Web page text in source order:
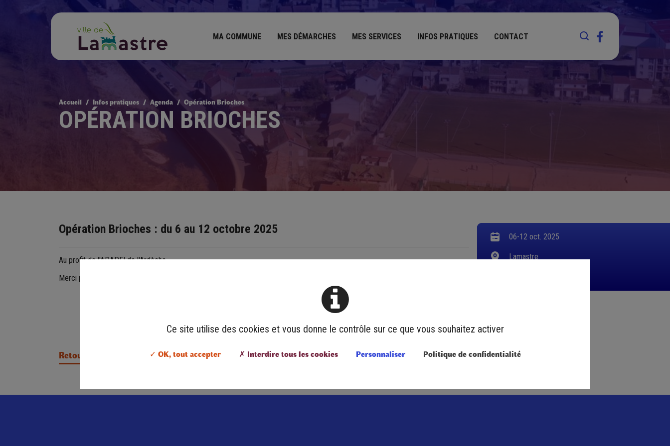
MA COMMUNE MES DÉMARCHES MES SERVICES INFOS PRATIQUES CONTACT
Accueil Infos pratiques Agenda Opération Brioches
OPÉRATION BRIOCHES
Opération Brioches : du 6 au 12 octobre 2025
Au profit de l'ADAPEI de l'Ardèche.
Merci pour votre implication, votre générosité et votre soutien aux personnes en situation de handicap.
06-12 oct. 2025
Lamastre
Retour
Ce site utilise des cookies et vous donne le contrôle sur ce que vous souhaitez activer
✓ OK, tout accepter ✗ Interdire tous les cookies Personnaliser Politique de confidentialité